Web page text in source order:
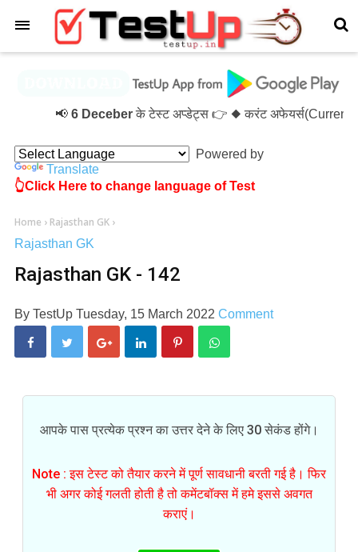
6 Deceberके टेस्ट अप्डेट्स 👉 ◆ करंट अफेयर्स(Current
Powered by
Translate
👆Click Here to change language of Test
Home › Rajasthan GK ›
Rajasthan GK
Rajasthan GK - 142
By TestUp Tuesday, 15 March 2022 Comment
आपके पास प्रत्येक प्रश्न का उत्तर देने के लिए 30 सेकंड होंगे।
Note : इस टेस्ट को तैयार करने में पूर्ण सावधानी बरती गई है। फिर
भी अगर कोई गलती होती है तो कमेंटबॉक्स में हमे इससे अवगत
कराएं।